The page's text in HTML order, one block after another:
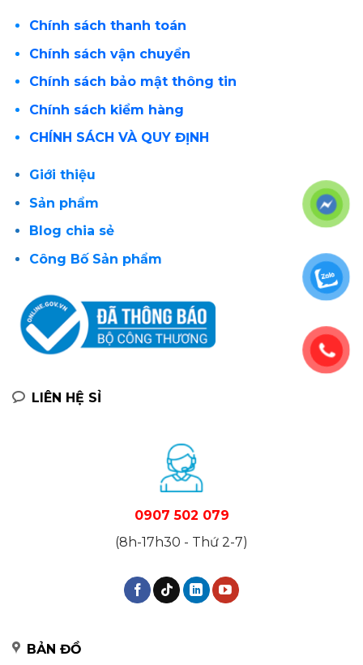
Chính sách thanh toán
Chính sách vận chuyển
Chính sách bảo mật thông tin
Chính sách kiểm hàng
CHÍNH SÁCH VÀ QUY ĐỊNH
Giới thiệu
Sản phẩm
Blog chia sẻ
Công Bố Sản phẩm
LIÊN HỆ SỈ
0907 502 079
(8h-17h30 - Thứ 2-7)
BẢN ĐỒ